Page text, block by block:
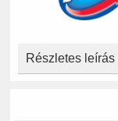
Részletes leírás